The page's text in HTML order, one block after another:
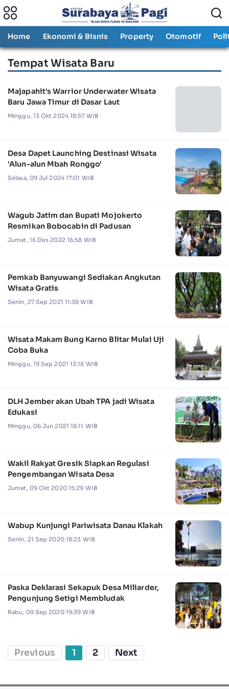
Home Ekonomi & Bisnis Property Otomotif
Tempat Wisata Baru
Majapahit's Warrior Underwater Wisata
Baru Jawa Timur di Dasar Laut
Minggu, 13 Okt 2024 18:57 WIB
Desa Dapet Launching Destinasi Wisata
'Alun-alun Mbah Ronggo'
Selasa, 09 Jul 2024 17:01 WIB
Wagub Jatim dan Bupati Mojokerto
Resmikan Bobocabin di Padusan
Jumat, 16 Des 2022 16:58 WIB
Pemkab Banyuwangi Sediakan Angkutan
Wisata Gratis
Senin, 27 Sep 2021 11:38 WIB
Wisata Makam Bung Karno Blitar Mulai Uji
Coba Buka
Minggu, 19 Sep 2021 13:18 WIB
DLH Jember akan Ubah TPA jadi Wisata
Edukasi
Minggu, 06 Jun 2021 18:11 WIB
Wakil Rakyat Gresik Siapkan Regulasi
Pengembangan Wisata Desa
Jumat, 09 Okt 2020 15:29 WIB
Wabup Kunjungi Pariwisata Danau Klakah
Senin, 21 Sep 2020 18:23 WIB
Paska Deklarasi Sekapuk Desa Miliarder,
Pengunjung Setigi Membludak
Rabu, 09 Sep 2020 19:39 WIB
Previous 1 2 Next